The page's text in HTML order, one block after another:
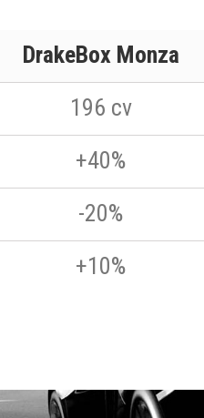
DrakeBox Monza
196 cv
+40%
-20%
+10%